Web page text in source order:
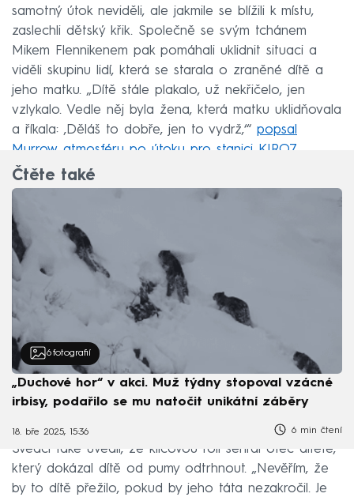
samotný útok neviděli, ale jakmile se blížili k místu,
zaslechli dětský křik. Společně se svým tchánem
Mikem Flennikenem pak pomáhali uklidnit situaci a
viděli skupinu lidí, která se starala o zraněné dítě a
jeho matku. „Dítě stále plakalo, už nekřičelo, jen
vzlykalo. Vedle něj byla žena, která matku uklidňovala
a říkala: ‚Děláš to dobře, jen to vydrž,‘“ popsal
Murrow atmosféru po útoku pro stanici KIRO7.
Čtěte také
6 fotografií
„Duchové hor“ v akci. Muž týdny stopoval vzácné
irbisy, podařilo se mu natočit unikátní záběry
18. bře 2025, 15:36 6 min čtení
Svědci také uvedli, že klíčovou roli sehrál otec dítěte,
který dokázal dítě od pumy odtrhnout. „Nevěřím, že
by to dítě přežilo, pokud by jeho táta nezakročil. Je